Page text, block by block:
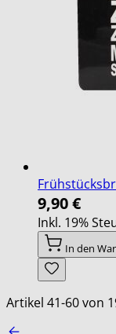
9,90 €
Inkl. 19%
In den
Artikel 41-60von